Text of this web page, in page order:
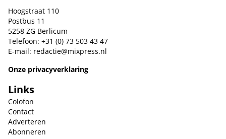
Hoogstraat 110
Postbus 11
5258 ZG Berlicum
Telefoon: +31 (0) 73 503 43 47
E-mail: redactie@mixpress.nl
Onze privacyverklaring
Links
Colofon
Contact
Adverteren
Abonneren